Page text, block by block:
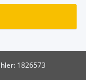
1826573